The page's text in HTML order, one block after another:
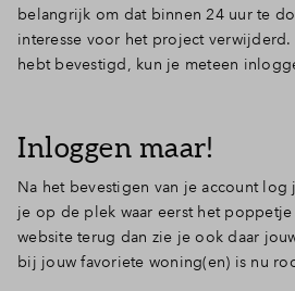
belangrijk om dat binnen 24 uur te
interesse voor het project
hebt bevestigd, kun je meteen
Inloggen maar!
Na het bevestigen van je account
je op de plek waar eerst het
website terug dan zie je ook daar
bij jouw favoriete woning(en) is nu